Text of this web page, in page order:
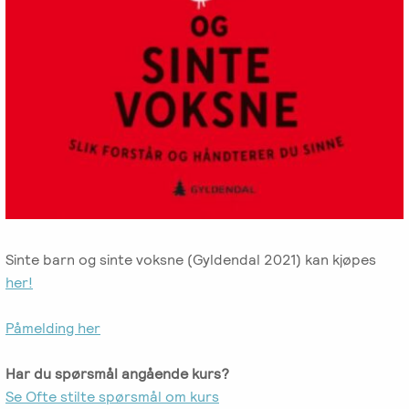
Sinte barn og sinte voksne (Gyldendal 2021) kan kjøpes
her!
Påmelding her
Har du spørsmål angående kurs?
Se Ofte stilte spørsmål om kurs